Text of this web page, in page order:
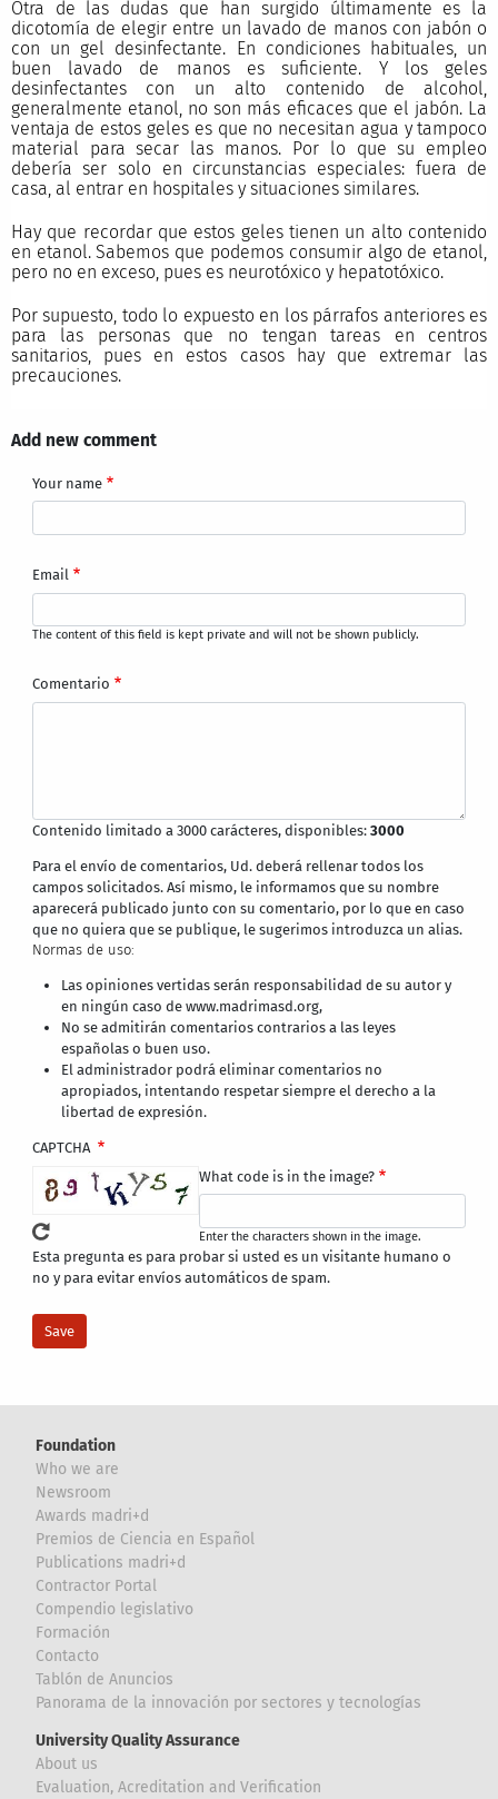
Otra de las dudas que han surgido últimamente es la
dicotomía de elegir entre un lavado de manos con jabón o
con un gel desinfectante. En condiciones habituales, un
buen lavado de manos es suficiente. Y los geles
desinfectantes con un alto contenido de alcohol,
generalmente etanol, no son más eficaces que el jabón. La
ventaja de estos geles es que no necesitan agua y tampoco
material para secar las manos. Por lo que su empleo
debería ser solo en circunstancias especiales: fuera de
casa, al entrar en hospitales y situaciones similares.
Hay que recordar que estos geles tienen un alto contenido
en etanol. Sabemos que podemos consumir algo de etanol,
pero no en exceso, pues es neurotóxico y hepatotóxico.
Por supuesto, todo lo expuesto en los párrafos anteriores es
para las personas que no tengan tareas en centros
sanitarios, pues en estos casos hay que extremar las
precauciones.
Add new comment
Your name
Email
The content of this field is kept private and will not be shown publicly.
Comentario
Contenido limitado a 3000 carácteres, disponibles:3000
Para el envío de comentarios, Ud. deberá rellenar todos los
campos solicitados. Así mismo, le informamos que su nombre
aparecerá publicado junto con su comentario, por lo que en caso
que no quiera que se publique, le sugerimos introduzca un alias.
Normas de uso:
Las opiniones vertidas serán responsabilidad de su autor y
en ningún caso de www.madrimasd.org,
No se admitirán comentarios contrarios a las leyes
españolas o buen uso.
El administrador podrá eliminar comentarios no
apropiados, intentando respetar siempre el derecho a la
libertad de expresión.
CAPTCHA
What code is in the image?
Enter the characters shown in the image.
Esta pregunta es para probar si usted es un visitante humano o
no y para evitar envíos automáticos de spam.
Foundation
Who we are
Newsroom
Awards madri+d
Premios de Ciencia en Español
Publications madri+d
Contractor Portal
Compendio legislativo
Formación
Contacto
Tablón de Anuncios
Panorama de la innovación por sectores y tecnologías
University Quality Assurance
About us
Evaluation, Acreditation and Verification